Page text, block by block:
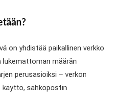
on yhdistää paikallinen verkko
lukemattoman määrän
perusasioiksi – verkon
käyttö, sähköpostin